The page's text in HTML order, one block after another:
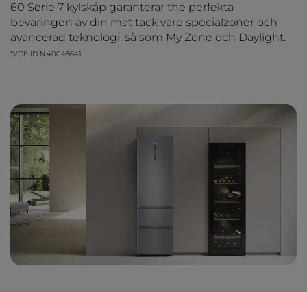
60 Serie 7 kylskåp garanterar the perfekta
bevaringen av din mat tack vare specialzoner och
avancerad teknologi, så som My Zone och Daylight.
*VDE ID N.40048641